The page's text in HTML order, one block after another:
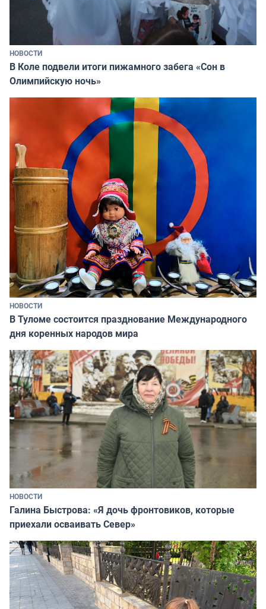
НОВОСТИ
В Коле подвели итоги пижамного забега «Сон в
Олимпийскую ночь»
НОВОСТИ
В Туломе состоится празднование Международного
дня коренных народов мира
НОВОСТИ
Галина Быстрова: «Я дочь фронтовиков, которые
приехали осваивать Север»